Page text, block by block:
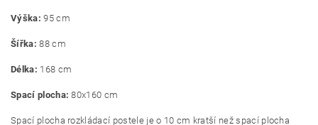
Výška: 95 cm
Šířka: 88 cm
Délka: 168 cm
Spací plocha: 80x160 cm
Spací plocha rozkládací postele je o 10 cm kratší než spací plocha